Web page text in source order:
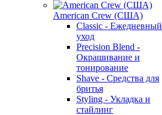
American Crew (США)
Classic - Ежедневный
уход
Precision Blend -
Окрашивание и
тонирование
Shave - Средства для
бритья
Styling - Укладка и
стайлинг